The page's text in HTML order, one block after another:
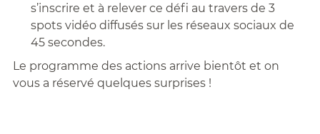
s’inscrire et à relever ce défi au travers de 3
spots vidéo diffusés sur les réseaux sociaux de
45 secondes.
Le programme des actions arrive bientôt et on
vous a réservé quelques surprises !